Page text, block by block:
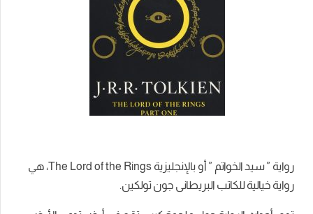
رواية ” سيد الخواتم ” أو بالإنجليزية The Lord of the Rings، هي
رواية خيالية للكاتب البريطانى جون تولكين.